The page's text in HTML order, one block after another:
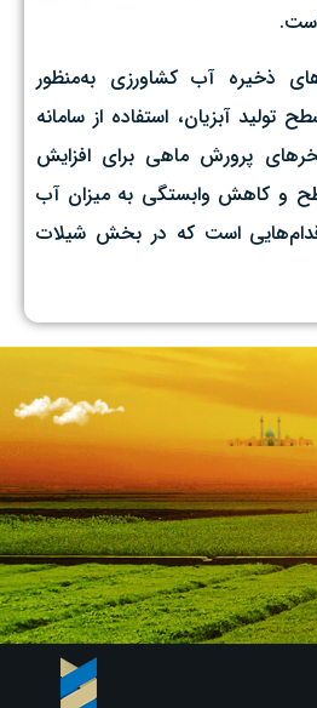
ذخیره آب کشاورزی به‌منظور
تولید آبزیان، استفاده از سامانه
پرورش ماهی برای افزایش
و کاهش وابستگی به میزان آب
است که در بخش شیلات